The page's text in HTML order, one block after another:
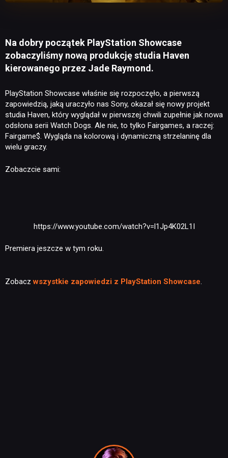
RETRO
Na dobry początek PlayStation Showcase
zobaczyliśmy nową produkcję studia Haven
kierowanego przez Jade Raymond.
PlayStation Showcase właśnie się rozpoczęło, a pierwszą
zapowiedzią, jaką uraczyło nas Sony, okazał się nowy projekt
studia Haven, który wyglądał w pierwszej chwili zupełnie jak nowa
odsłona serii Watch Dogs. Ale nie, to tylko Fairgames, a raczej:
Fairgame$. Wygląda na kolorową i dynamiczną strzelaninę dla
wielu graczy.
Zobaczcie sami:
https://www.youtube.com/watch?v=l1Jp4K02L1I
Premiera jeszcze w tym roku.
Zobaczwszystkie zapowiedzi z PlayStation Showcase.